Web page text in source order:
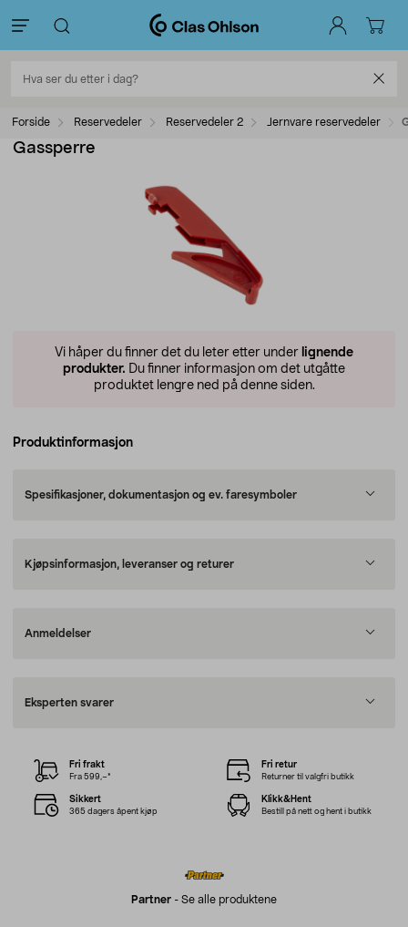
Forside Reservedeler Reservedeler 2 Jernvare reservedeler
Gassperre
Vi håper du finner det du leter etter under lignende
produkter. Du finner informasjon om det utgåtte
produktet lengre ned på denne siden.
Produktinformasjon
Spesifikasjoner, dokumentasjon og ev. faresymboler
Kjøpsinformasjon, leveranser og returer
Anmeldelser
Eksperten svarer
Partner - Se alle produktene
Fri frakt
Fra 599,–*
Fri retur
Returner til valgfri butikk
Sikkert
365 dagers åpent kjøp
Klikk&Hent
Bestill på nett og hent i butikk